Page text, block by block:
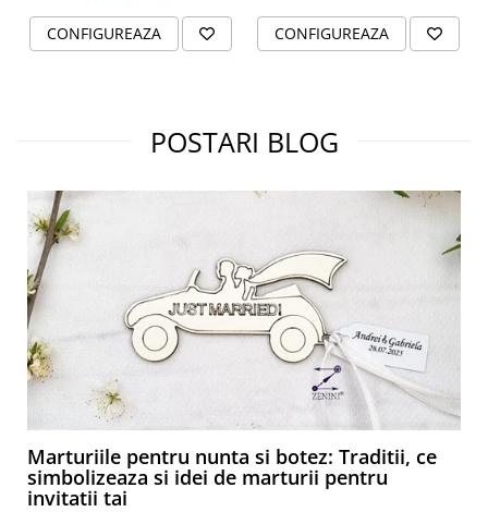
CONFIGUREAZA CONFIGUREAZA
POSTARI BLOG
Marturiile pentru nunta si botez: Traditii, ce
simbolizeaza si idei de marturii pentru
invitatii tai